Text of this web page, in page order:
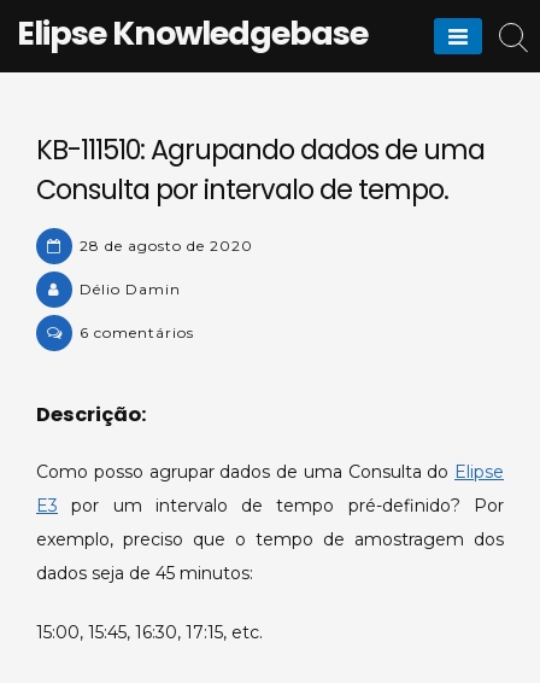
Elipse Knowledgebase
KB-111510: Agrupando dados de uma
Consulta por intervalo de tempo.
28 de agosto de 2020
Délio Damin
6 comentários
de
uma
Consulta
tempo.
Descrição:
Como posso agrupar dados de uma Consulta do Elipse
E3 por um intervalo de tempo pré-definido? Por
exemplo, preciso que o tempo de amostragem dos
dados seja de 45 minutos:
15:00, 15:45, 16:30, 17:15, etc.